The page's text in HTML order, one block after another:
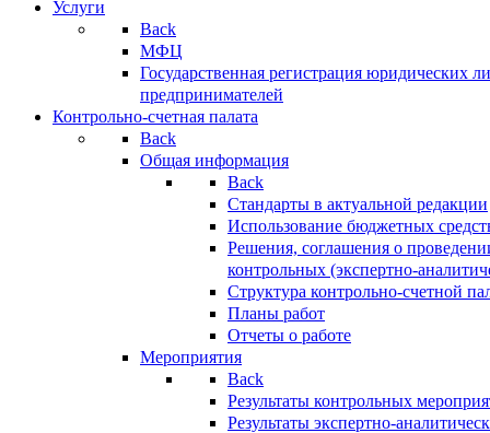
Услуги
Back
МФЦ
Государственная регистрация юридических
предпринимателей
Контрольно-счетная палата
Back
Общая информация
Back
Стандарты в актуальной редакции
Использование бюджетных
Решения, соглашения о
контрольных (экспертно-
Структура контрольно-счетной
Планы работ
Отчеты о работе
Мероприятия
Back
Результаты контрольных
Результаты экспертно-